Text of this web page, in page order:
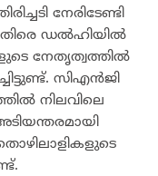
നേരിടേണ്ടി
ഡൽഹിയിൽ
നേതൃത്വത്തിൽ
സിഎൻജി
നിലവിലെ